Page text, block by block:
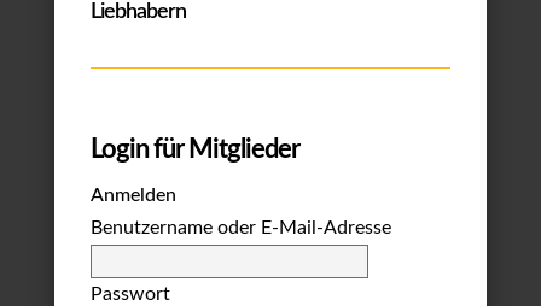
Liebhabern
Login für Mitglieder
Anmelden
Benutzername oder E-Mail-Adresse
Passwort